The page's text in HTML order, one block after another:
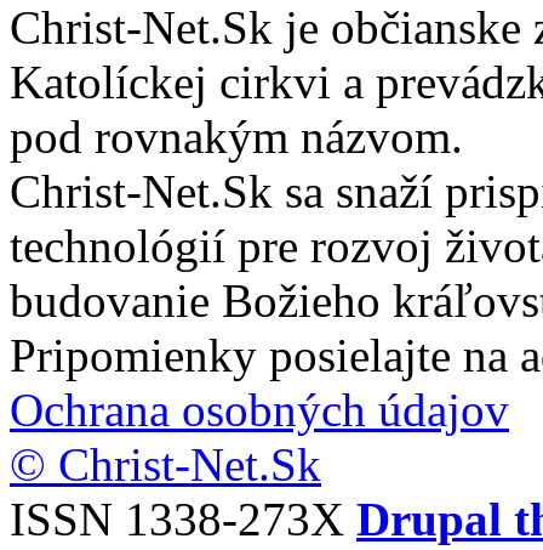
Christ-Net.Sk je
Katolíckej cirkvi a
pod rovnakým názvom.
Christ-Net.Sk sa snaží
technológií pre rozvoj
budovanie Božieho
Pripomienky posielajte na
Ochrana osobných údajov
© Christ-Net.Sk
ISSN 1338-273X Drupal